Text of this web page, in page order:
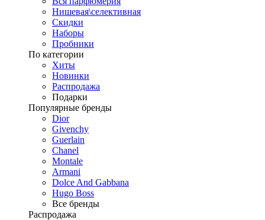
Нишевая\селективная
Скидки
Наборы
Пробники
По категории
Хиты
Новинки
Распродажа
Подарки
Популярные бренды
Dior
Givenchy
Guerlain
Chanel
Montale
Armani
Dolce And Gabbana
Hugo Boss
Все бренды
Распродажа